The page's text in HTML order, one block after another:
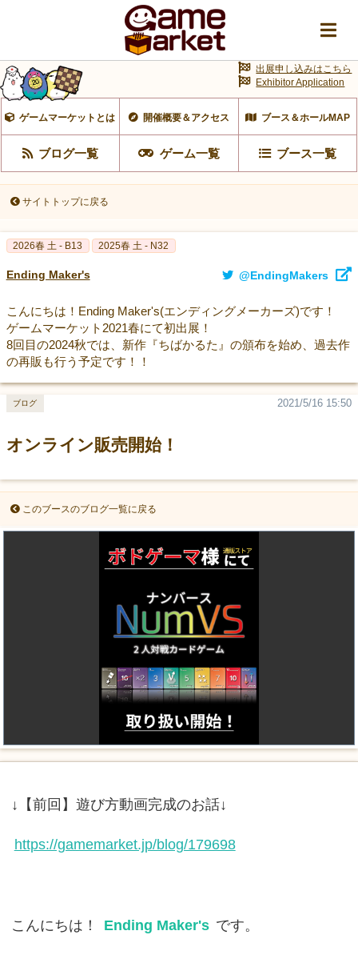
ゲームマーケットとは 開催概要＆アクセス ブース＆ホールMAP
ブログ一覧 ゲーム一覧 ブース一覧
出展申し込みはこちら
Exhibitor Application
サイトトップに戻る
2026春 土 - B13 2025春 土 - N32
Ending Maker's @EndingMakers
こんにちは！Ending Maker's(エンディングメーカーズ)です！
ゲームマーケット2021春にて初出展！
8回目の2024秋では、新作『ちばかるた』の頒布を始め、過去作
の再販も行う予定です！！
オンライン販売開始！
2021/5/16 15:50
ブログ
このブースのブログ一覧に戻る
↓【前回】遊び方動画完成のお話↓
https://gamemarket.jp/blog/179698
こんにちは！ Ending Maker's です。